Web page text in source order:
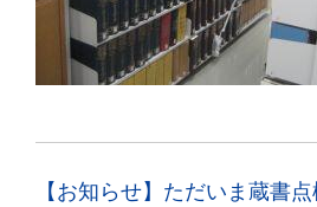
【お知らせ】ただいま蔵書点